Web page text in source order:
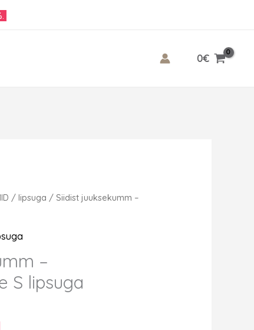
0€
/lipsuga / Siidist juuksekumm –
–
S lipsuga